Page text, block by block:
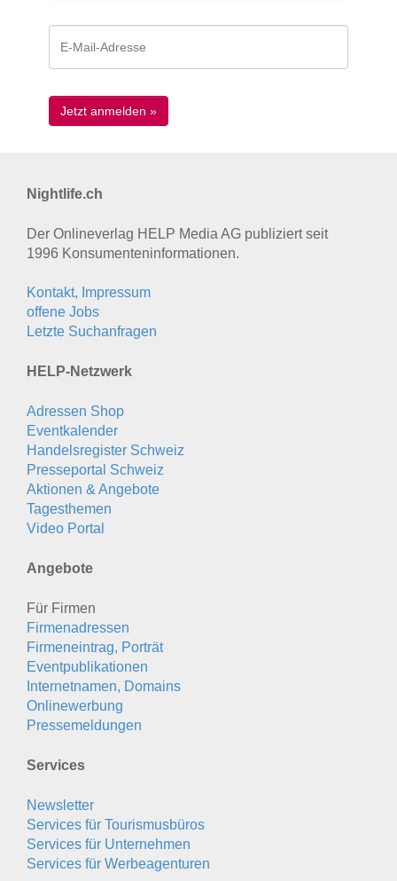
Nightlife.ch
Der Onlineverlag HELP Media AG publiziert seit
1996 Konsumenten­informationen.
Kontakt, Impressum
offene Jobs
Letzte Suchanfragen
HELP-Netzwerk
Adressen Shop
Eventkalender
Handelsregister Schweiz
Presseportal Schweiz
Aktionen & Angebote
Tagesthemen
Video Portal
Angebote
Für Firmen
Firmenadressen
Firmeneintrag, Porträt
Eventpublikationen
Internetnamen, Domains
Onlinewerbung
Pressemeldungen
Services
Newsletter
Services für Tourismusbüros
Services für Unternehmen
Services für Werbeagenturen